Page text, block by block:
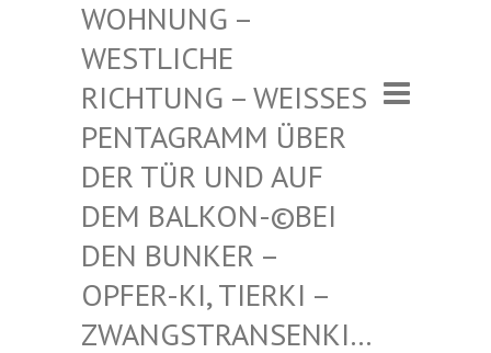
G – WESTLI
CHE RICHTU
NG – WEISSES PENTAGR
AMM ÜBER DER TÜR
UND AUF DEM BAL
KON-©BEI DEN BUN
KER – OPFER-K
I, TIERKI – ZWANGST
RANSENKI… – ZWANG